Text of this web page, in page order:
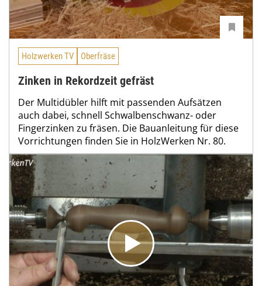
Holzwerken TV Oberfräse
Zinken in Rekordzeit gefräst
Der Multidübler hilft mit passenden Aufsätzen
auch dabei, schnell Schwalbenschwanz- oder
Fingerzinken zu fräsen. Die Bauanleitung für diese
Vorrichtungen finden Sie in HolzWerken Nr. 80.